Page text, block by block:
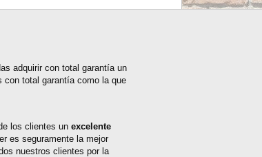
adquirir con total garantía un
con total garantía como la que
los clientes un excelente
es seguramente la mejor
nuestros clientes por la